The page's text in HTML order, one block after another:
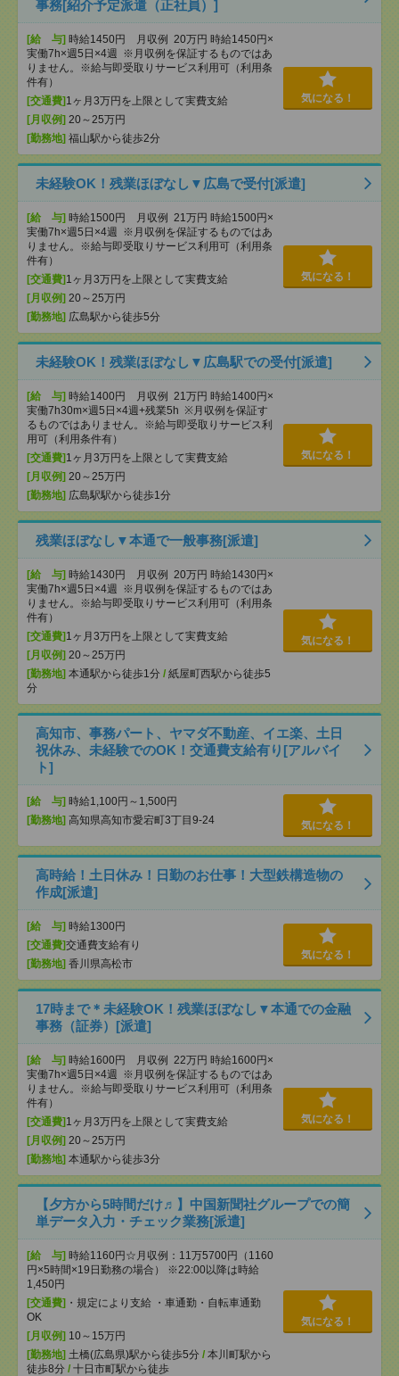
事務[紹介予定派遣（正社員）]
[給 与] 時給1450円 月収例 20万円 時給1450円×
実働7h×週5日×4週 ※月収例を保証するものではあ
りません。※給与即受取りサービス利用可（利用条
件有）
[交通費]1ヶ月3万円を上限として実費支給
[月収例] 20～25万円
[勤務地] 福山駅から徒歩2分
気になる！
未経験OK！残業ほぼなし▼広島で受付[派遣]
[給 与] 時給1500円 月収例 21万円 時給1500円×
実働7h×週5日×4週 ※月収例を保証するものではあ
りません。※給与即受取りサービス利用可（利用条
件有）
[交通費]1ヶ月3万円を上限として実費支給
[月収例] 20～25万円
[勤務地] 広島駅から徒歩5分
気になる！
未経験OK！残業ほぼなし▼広島駅での受付[派遣]
[給 与] 時給1400円 月収例 21万円 時給1400円×
実働7h30m×週5日×4週+残業5h ※月収例を保証す
るものではありません。※給与即受取りサービス利
用可（利用条件有）
[交通費]1ヶ月3万円を上限として実費支給
[月収例] 20～25万円
[勤務地] 広島駅駅から徒歩1分
気になる！
残業ほぼなし▼本通で一般事務[派遣]
[給 与] 時給1430円 月収例 20万円 時給1430円×
実働7h×週5日×4週 ※月収例を保証するものではあ
りません。※給与即受取りサービス利用可（利用条
件有）
[交通費]1ヶ月3万円を上限として実費支給
[月収例] 20～25万円
[勤務地] 本通駅から徒歩1分 / 紙屋町西駅から徒歩5
分
気になる！
高知市、事務パート、ヤマダ不動産、イエ楽、土日
祝休み、未経験でのOK！交通費支給有り[アルバイ
ト]
[給 与] 時給1,100円～1,500円
[勤務地] 高知県高知市愛宕町3丁目9-24 気になる！
高時給！土日休み！日勤のお仕事！大型鉄構造物の
作成[派遣]
[給 与] 時給1300円
[交通費]交通費支給有り
[勤務地] 香川県高松市
気になる！
17時まで＊未経験OK！残業ほぼなし▼本通での金融
事務（証券）[派遣]
[給 与] 時給1600円 月収例 22万円 時給1600円×
実働7h×週5日×4週 ※月収例を保証するものではあ
りません。※給与即受取りサービス利用可（利用条
件有）
[交通費]1ヶ月3万円を上限として実費支給
[月収例] 20～25万円
[勤務地] 本通駅から徒歩3分
気になる！
【夕方から5時間だけ♬】中国新聞社グループでの簡
単データ入力・チェック業務[派遣]
[給 与] 時給1160円☆月収例：11万5700円（1160
円×5時間×19日勤務の場合） ※22:00以降は時給
1,450円
[交通費] ・規定により支給 ・車通勤・自転車通勤
OK
[月収例] 10～15万円
[勤務地] 土橋(広島県)駅から徒歩5分 / 本川町駅から
徒歩8分 / 十日市町駅から徒歩
気になる！